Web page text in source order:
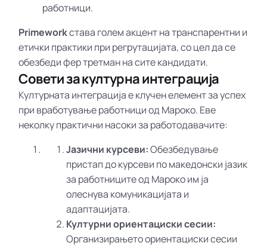
работници.
Primeworkстава голем акцент на транспарентни и
етички практики при регрутацијата, со цел да се
обезбеди фер третман на сите кандидати.
Совети за културна интеграција
Културната интеграција е клучен елемент за успех
при вработување работници од Мароко. Еве
неколку практични насоки за работодавачите:
Јазични курсеви:Обезбедување
пристап до курсеви по македонски јазик
за работниците од Мароко им ја
олеснува комуникацијата и
адаптацијата.
Културни ориентациски сесии:
Организирањето ориентациски сесии